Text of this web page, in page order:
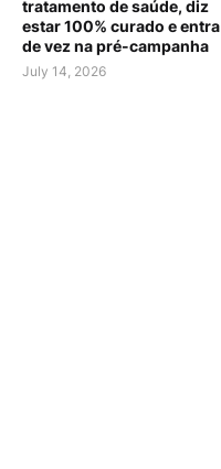
tratamento de saúde, diz
estar 100% curado e entra
de vez na pré-campanha
July 14, 2026